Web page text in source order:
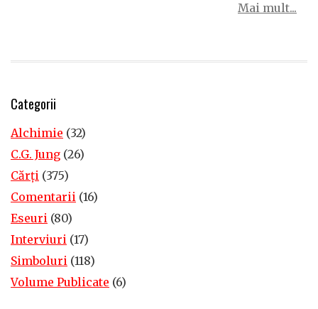
Mai mult...
Categorii
Alchimie (32)
C.G. Jung (26)
Cărţi (375)
Comentarii (16)
Eseuri (80)
Interviuri (17)
Simboluri (118)
Volume Publicate (6)